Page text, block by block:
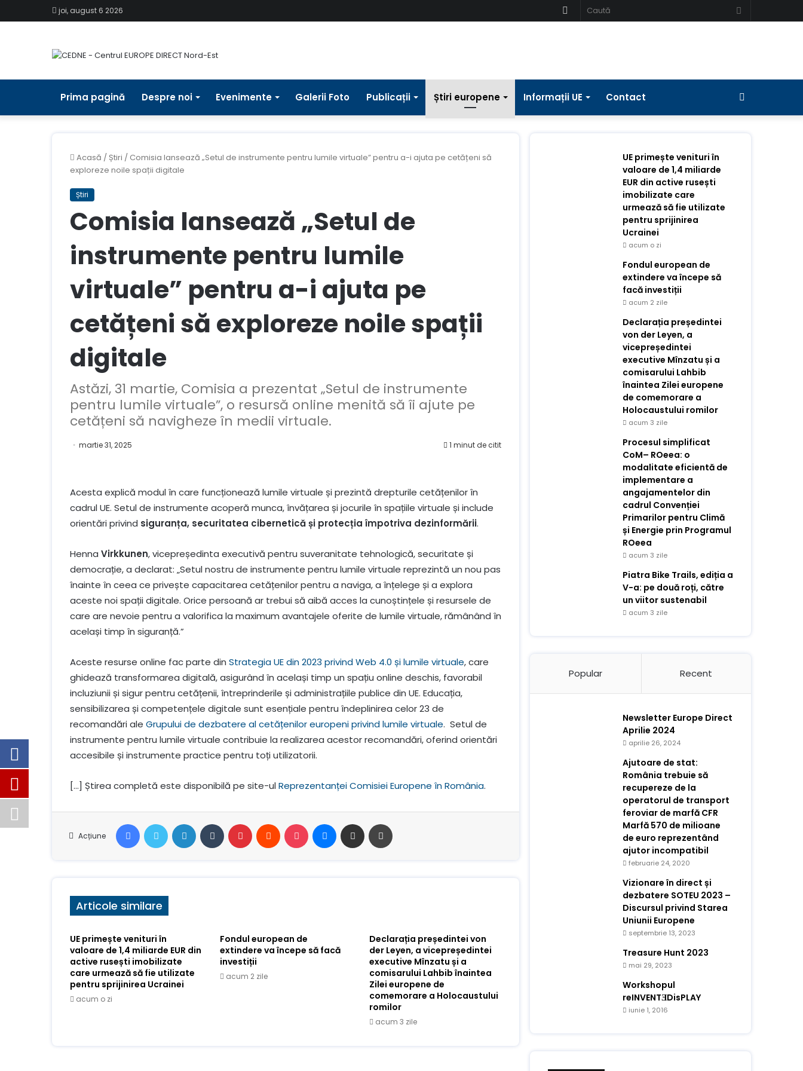
joi, august 6 2026 Caută
Schimbați
Prima pagină Despre noi Evenimente Galerii Foto Publicații Știri europene Informații UE Contact
Acasă / Știri / Comisia lansează „Setul de instrumente pentru lumile virtuale” pentru a-i ajuta pe cetățeni să
exploreze noile spații digitale
Știri
Comisia lansează „Setul de
instrumente pentru lumile
virtuale” pentru a-i ajuta pe
cetățeni să exploreze noile spații
digitale
Astăzi, 31 martie, Comisia a prezentat „Setul de instrumente
pentru lumile virtuale”, o resursă online menită să îi ajute pe
cetățeni să navigheze în medii virtuale.
martie 31, 2025 1 minut de citit
Acesta explică modul în care funcționează lumile virtuale și prezintă drepturile cetățenilor în
cadrul UE. Setul de instrumente acoperă munca, învățarea și jocurile în spațiile virtuale și include
orientări privind siguranța, securitatea cibernetică și protecția împotriva dezinformării.
Henna Virkkunen, vicepreședinta executivă pentru suveranitate tehnologică, securitate și
democrație, a declarat: „Setul nostru de instrumente pentru lumile virtuale reprezintă un nou pas
înainte în ceea ce privește capacitarea cetățenilor pentru a naviga, a înțelege și a explora
aceste noi spații digitale. Orice persoană ar trebui să aibă acces la cunoștințele și resursele de
care are nevoie pentru a valorifica la maximum avantajele oferite de lumile virtuale, rămânând în
același timp în siguranță.”
Aceste resurse online fac parte din Strategia UE din 2023 privind Web 4.0 și lumile virtuale, care
ghidează transformarea digitală, asigurând în același timp un spațiu online deschis, favorabil
incluziunii și sigur pentru cetățenii, întreprinderile și administrațiile publice din UE. Educația,
sensibilizarea și competențele digitale sunt esențiale pentru îndeplinirea celor 23 de
recomandări ale Grupului de dezbatere al cetățenilor europeni privind lumile virtuale. Setul de
instrumente pentru lumile virtuale contribuie la realizarea acestor recomandări, oferind orientări
accesibile și instrumente practice pentru toți utilizatorii.
[…] Știrea completă este disponibilă pe site-ulReprezentanței Comisiei Europene în România.
Acțiune
FacebookStare de nervozitateLinkedIn Tumblr Pinterest Reddit Buzunar Mesager Distribuie prin e-mail
Articole similare
UE primește venituri în
valoare de 1,4 miliarde EUR din
active rusești imobilizate
care urmează să fie utilizate
pentru sprijinirea Ucrainei
acum o zi
Fondul european de
extindere va începe să facă
investiții
acum 2 zile
Declarația președintei von
der Leyen, a vicepreședintei
executive Mînzatu și a
comisarului Lahbib înaintea
Zilei europene de
comemorare a Holocaustului
romilor
acum 3 zile
UE primește venituri în
valoare de 1,4 miliarde
EUR din active rusești
imobilizate care
urmează să fie utilizate
pentru sprijinirea
Ucrainei
acum o zi
Fondul european de
extindere va începe să
facă investiții
acum 2 zile
Declarația președintei
von der Leyen, a
vicepreședintei
executive Mînzatu și a
comisarului Lahbib
înaintea Zilei europene
de comemorare a
Holocaustului romilor
acum 3 zile
Procesul simplificat
CoM– ROeea: o
modalitate eficientă de
implementare a
angajamentelor din
cadrul Convenției
Primarilor pentru Climă
și Energie prin Programul
ROeea
acum 3 zile
Piatra Bike Trails, ediția a
V-a: pe două roți, către
un viitor sustenabil
acum 3 zile
Popular Recent
Newsletter Europe Direct
Aprilie 2024
aprilie 26, 2024
Ajutoare de stat:
România trebuie să
recupereze de la
operatorul de transport
feroviar de marfă CFR
Marfă 570 de milioane
de euro reprezentând
ajutor incompatibil
februarie 24, 2020
Vizionare în direct și
dezbatere SOTEU 2023 –
Discursul privind Starea
Uniunii Europene
septembrie 13, 2023
Treasure Hunt 2023
mai 29, 2023
Workshopul
reINVENTƎDisPLAY
iunie 1, 2016